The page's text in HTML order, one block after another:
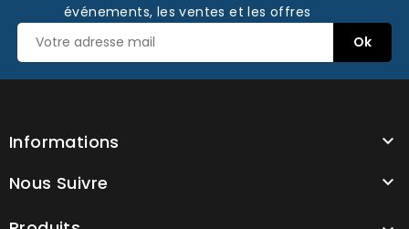
événements, les ventes et les offres
Informations 
Nous Suivre 